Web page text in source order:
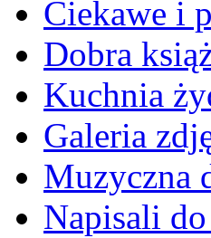
Ciekawe i
Dobra
Kuchnia
Galeria
Muzyczna
Napisali do